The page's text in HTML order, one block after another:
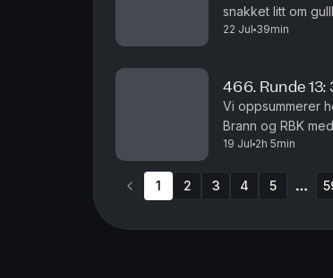
snakket litt om
TV2 og Fjordkraft
22 Jul 39min
466. Runde
Vi oppsummerer
Brann og RBK
rett i hæl. LSK
19 Jul 2h 5min
1 2 3 4 5